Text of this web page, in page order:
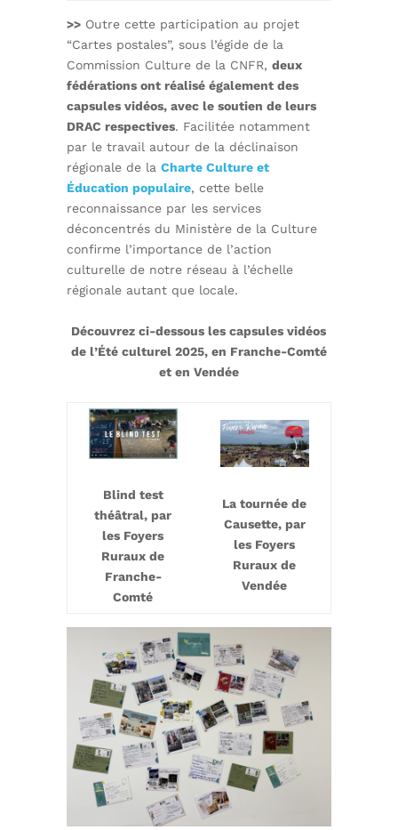
>>Outre cette participation au projet
“Cartes postales”, sous l’égide de la
Commission Culture de la CNFR, deux
fédérations ont réalisé également des
capsules vidéos, avec le soutien de leurs
DRAC respectives. Facilitée notamment
par le travail autour de la déclinaison
régionale de la Charte Culture et
Éducation populaire, cette belle
reconnaissance par les services
déconcentrés du Ministère de la Culture
confirme l’importance de l’action
culturelle de notre réseau à l’échelle
régionale autant que locale.
Découvrez ci-dessous les capsules vidéos
de l’Été culturel 2025, en Franche-Comté
et en Vendée
Blind test
théâtral, par
les Foyers
Ruraux de
Franche-
Comté
La tournée de
Causette, par
les Foyers
Ruraux de
Vendée